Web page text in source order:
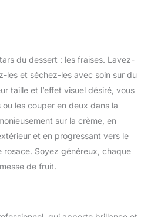
du dessert : les fraises. Lavez-
les et séchez-les avec soin sur du
taille et l’effet visuel désiré, vous
les couper en deux dans la
sur la crème, en
et en progressant vers le
rosace. Soyez généreux, chaque
de fruit.